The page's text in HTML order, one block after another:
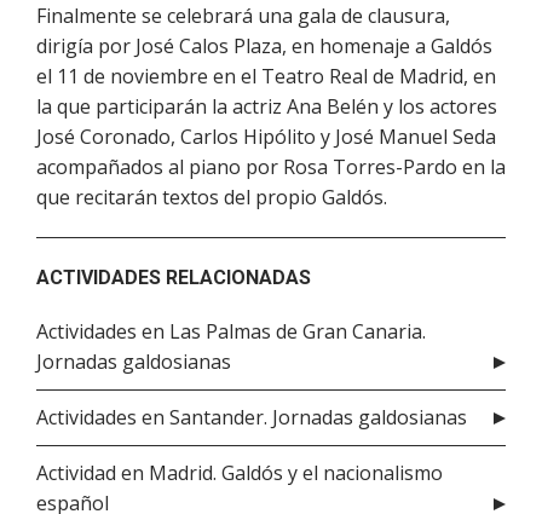
Finalmente se celebrará una gala de clausura,
dirigía por José Calos Plaza, en homenaje a Galdós
el 11 de noviembre en el Teatro Real de Madrid, en
la que participarán la actriz Ana Belén y los actores
José Coronado, Carlos Hipólito y José Manuel Seda
acompañados al piano por Rosa Torres-Pardo en la
que recitarán textos del propio Galdós.
ACTIVIDADES RELACIONADAS
Actividades en Las Palmas de Gran Canaria.
Jornadas galdosianas
Actividades en Santander. Jornadas galdosianas
Actividad en Madrid. Galdós y el nacionalismo
español